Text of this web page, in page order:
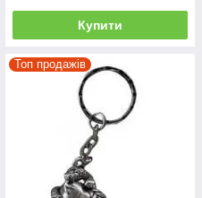
Купити
Топ продажів